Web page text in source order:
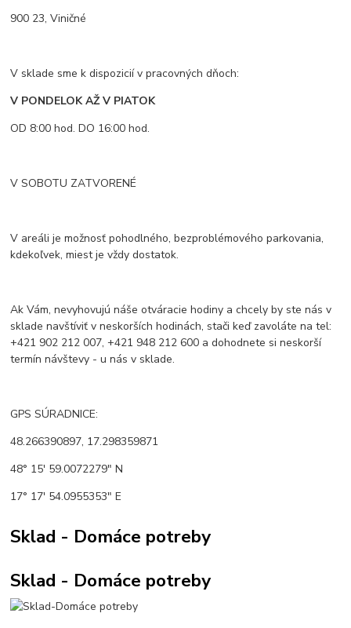
900 23, Viničné
V sklade sme k dispozicií v pracovných dňoch:
V PONDELOK AŽ V PIATOK
OD 8:00 hod. DO 16:00 hod.
V SOBOTU ZATVORENÉ
V areáli je možnosť pohodlného, bezproblémového parkovania,
kdekoľvek, miest je vždy dostatok.
Ak Vám, nevyhovujú náše otváracie hodiny a chcely by ste nás v
sklade navštíviť v neskorších hodinách, stači keď zavoláte na tel:
+421 902 212 007, +421 948 212 600 a dohodnete si neskorší
termín návštevy - u nás v sklade.
GPS SÚRADNICE:
48.266390897, 17.298359871
48° 15' 59.0072279" N
17° 17' 54.0955353" E
Sklad - Domáce potreby
Sklad - Domáce potreby